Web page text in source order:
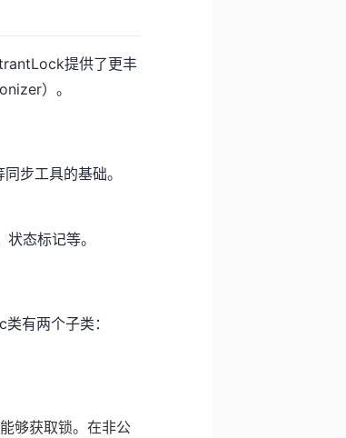
提供了更丰
）。
步工具的基础。
态标记等。
有两个子类：
够获取锁。在非公